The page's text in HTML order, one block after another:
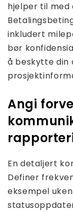
hjelper til med
inkludert
bør
å beskytte din
Angi
En detaljert
Definer
eksempel